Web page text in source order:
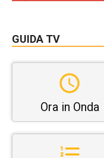
GUIDA TV
Ora in Onda